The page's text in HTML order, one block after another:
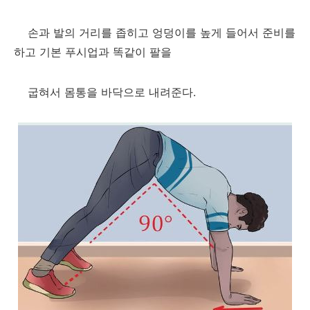
손과 발의 거리를 좁히고 엉덩이를 높게 들어서 준비를
하고 기본 푸시업과 똑같이 팔을
굽혀서 몸통을 바닥으로 내려준다.